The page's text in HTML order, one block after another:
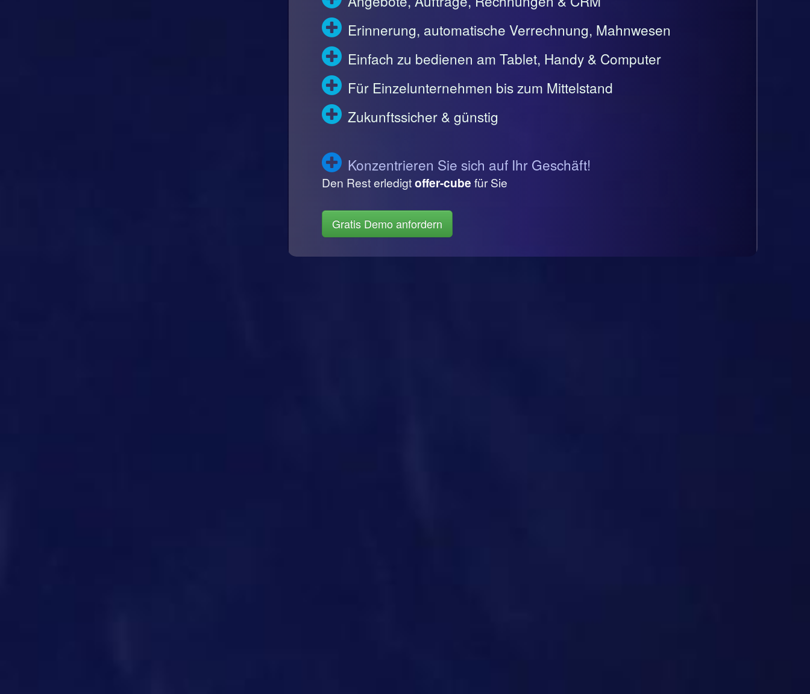
Erinnerung, automatische Verrechnung, Mahnwesen
Einfach zu bedienen am Tablet, Handy & Computer
Für Einzelunternehmen bis zum Mittelstand
Zukunftssicher & günstig
Konzentrieren Sie sich auf Ihr Geschäft!
Den Rest erledigtoffer-cube für Sie
Gratis Demo anfordern